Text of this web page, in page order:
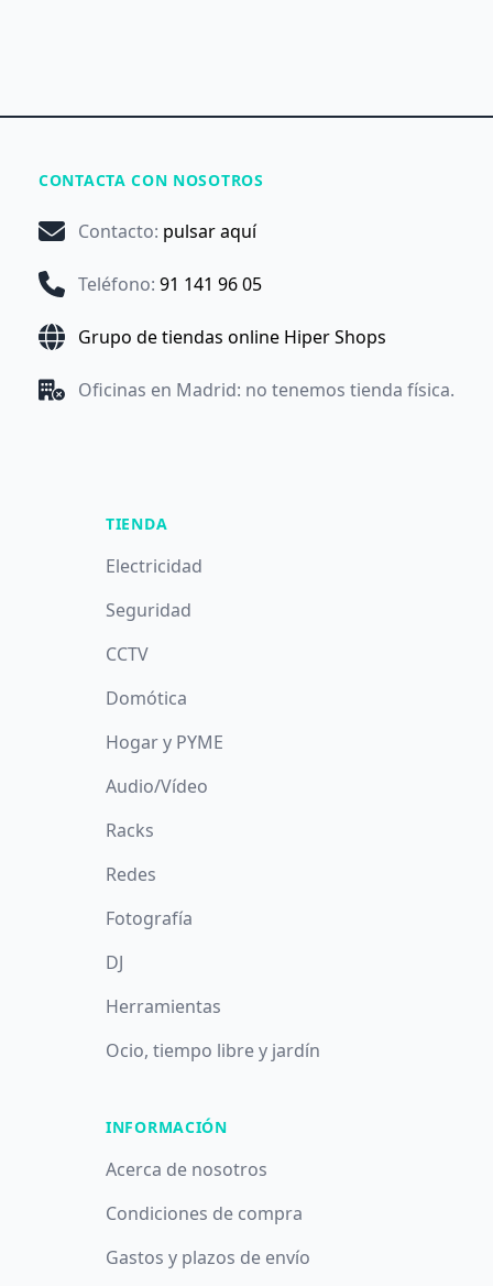
CONTACTA CON NOSOTROS
Contacto: pulsar aquí
Teléfono: 91 141 96 05
Grupo de tiendas online Hiper Shops
Oficinas en Madrid: no tenemos tienda física.
TIENDA
Electricidad
Seguridad
CCTV
Domótica
Hogar y PYME
Audio/Vídeo
Racks
Redes
Fotografía
DJ
Herramientas
Ocio, tiempo libre y jardín
INFORMACIÓN
Acerca de nosotros
Condiciones de compra
Gastos y plazos de envío